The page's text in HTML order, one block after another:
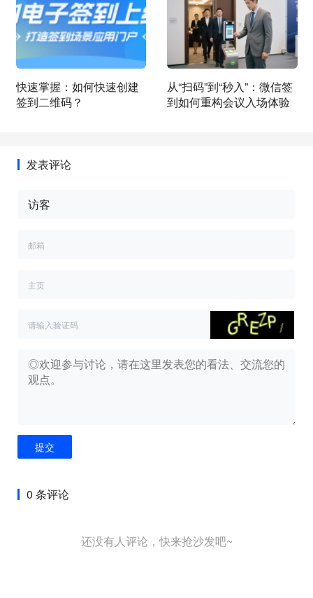
快速掌握：如何快速创建
签到二维码？
从“扫码”到“秒入”：微信签
到如何重构会议入场体验
发表评论
提交
0 条评论
还没有人评论，快来抢沙发吧~